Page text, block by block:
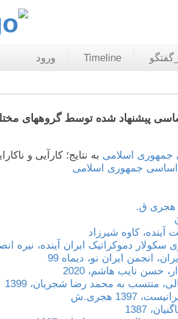
Timeline ورود
پیشنهاد شده توسط گروههای
جمهوری اسلامی به نتایج؛ کارآیی و
اساسی جمهوری اسلامی
کاوه شیرزاد
دموکراتیک ایران آینده، نیره
انجمن ایران نو، دیماه 99
نایب هاشم، 2020
منتسب به محمد رضا شجریان، 1399
هجری.ش
1387